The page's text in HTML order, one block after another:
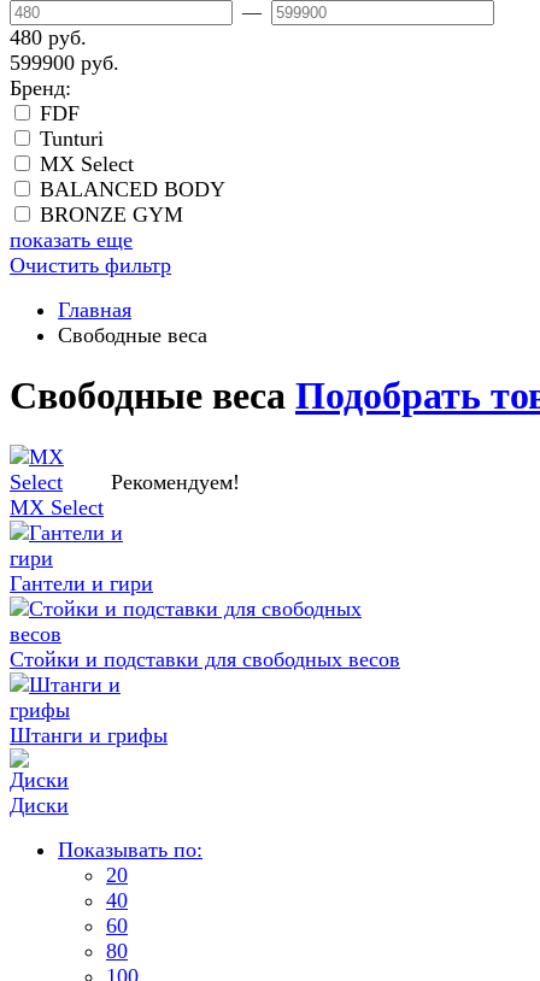
—
480 руб.
599900 руб.
Бренд:
FDF
Tunturi
MX Select
BALANCED BODY
BRONZE GYM
показать еще
Очистить фильтр
Главная
Свободные веса
Свободные веса Подобрать
Рекомендуем!
MX Select
Гантели и гири
Стойки и подставки для свободных весов
Штанги и грифы
Диски
Показывать по:
20
40
60
80
100